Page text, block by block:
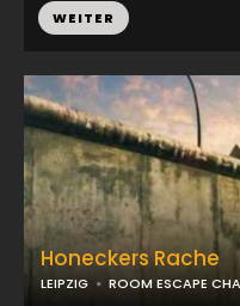
WEITER
Honeckers Rache
LEIPZIG ROOM ESCAPE